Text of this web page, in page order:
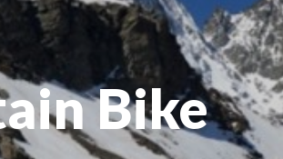
Bike